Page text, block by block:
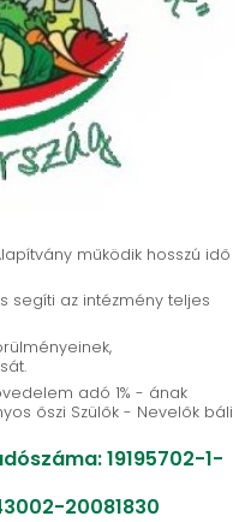
működik hosszú idő
segíti az intézmény teljes
adó 1% - ának
őszi Szülők - Nevelők báli
19195702-1-
20081830